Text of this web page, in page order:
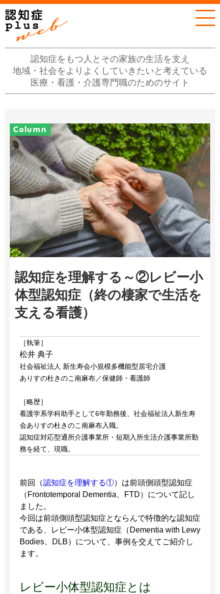
認知症をもつ人とその家族の生活を支え
地域・社会をよりよくしていきたいと考えている
医療・看護・介護専門職のためのサイト
Column
認知症を理解する～②レビー小
体型認知症（終の棲家で生活を
支える看護）
［執筆］
松井 典子
社会福祉法人 新生寿会小規模多機能型居宅介護
ありすの杜きのこ南麻布／保健師・看護師
［略歴］
看護学系学科助手として6年勤務後、社会福祉法人新生寿
会ありすの杜きのこ南麻布入職。
認知症対応型通所介護事業所・短期入所生活介護事業所勤
務を経て、現職。
前回（認知症を理解する①）は前頭側頭型認知症
（Frontotemporal Dementia、FTD）について記し
ました。
今回は前頭側頭型認知症とならんで特徴的な認知症
である、レビー小体型認知症（Dementia with Lewy
Bodies、DLB）について、事例を交えてご紹介し
ます。
レビー小体型認知症とは